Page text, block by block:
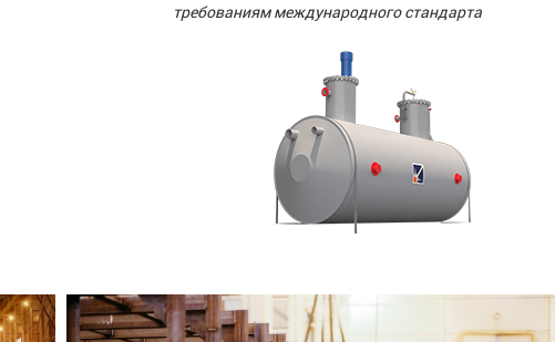
требованиям международного стандарта